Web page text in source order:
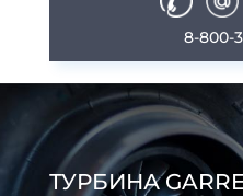
8-800-
ТУРБИНА